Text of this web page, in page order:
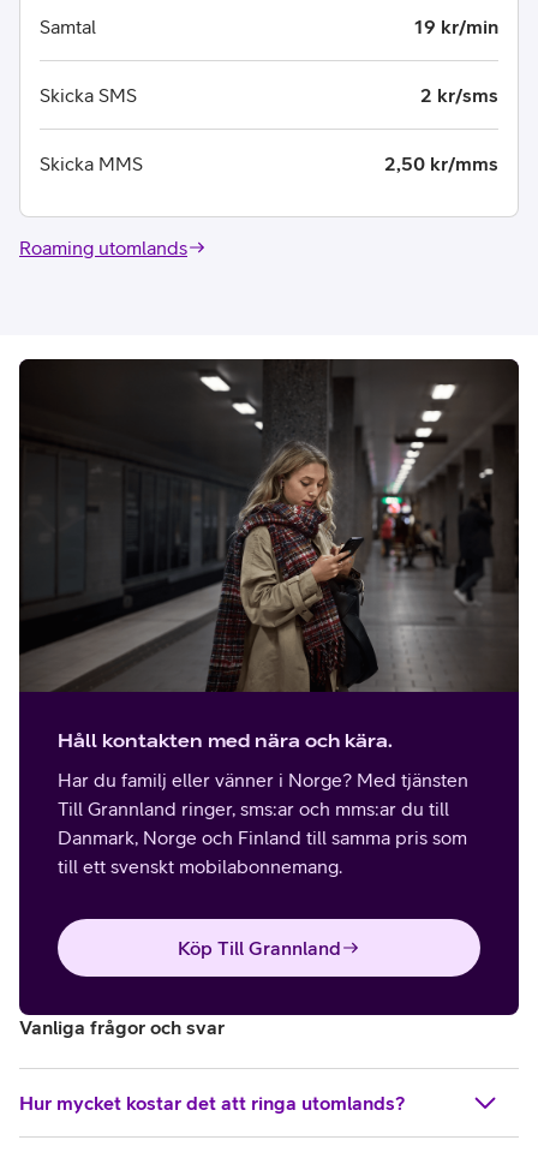
Samtal 19 kr/min
Skicka SMS 2 kr/sms
Skicka MMS 2,50 kr/mms
Roaming utomlands
Håll kontakten med nära och kära.
Har du familj eller vänner i Norge? Med tjänsten
Till Grannland ringer, sms:ar och mms:ar du till
Danmark, Norge och Finland till samma pris som
till ett svenskt mobilabonnemang.
Köp Till Grannland
Vanliga frågor och svar
Hur mycket kostar det att ringa utomlands?